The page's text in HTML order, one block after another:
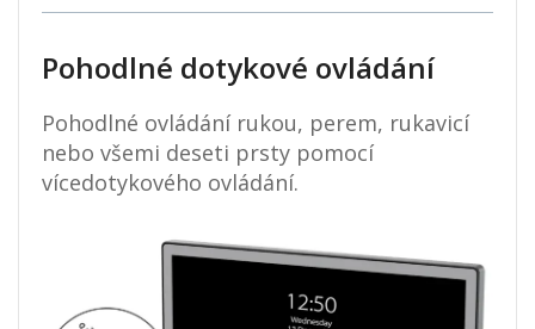
Pohodlné dotykové ovládání
Pohodlné ovládání rukou, perem, rukavicí
nebo všemi deseti prsty pomocí
vícedotykového ovládání.